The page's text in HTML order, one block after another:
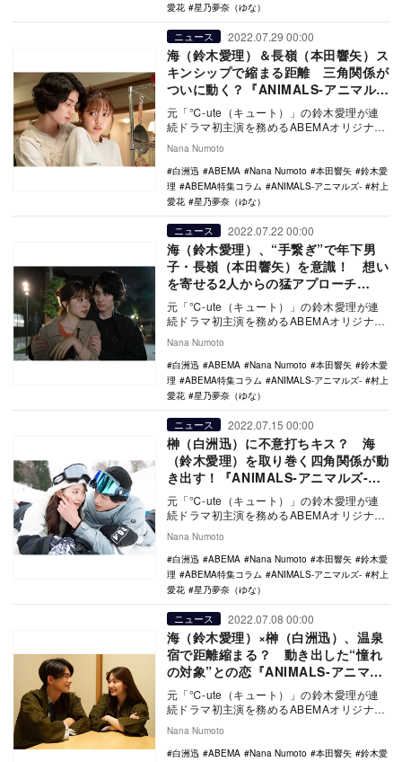
愛花
星乃夢奈（ゆな）
ニュース 2022.07.29 00:00
海（鈴木愛理）＆長嶺（本田響矢）ス
キンシップで縮まる距離 三角関係が
ついに動く？『ANIMALS‐アニマル
ズ‐』6話
元「℃-ute（キュート）」の鈴木愛理が連
続ドラマ初主演を務めるABEMAオリジナル
Nana Numoto
白洲迅
ABEMA Nana Numoto 本田響矢
鈴木愛
理
ABEMA特集コラム ANIMALS‐アニマルズ‐
村上
愛花
星乃夢奈（ゆな）
ニュース 2022.07.22 00:00
海（鈴木愛理）、“手繋ぎ”で年下男
子・長嶺（本田響矢）を意識！ 想い
を寄せる2人からの猛アプローチ
『ANIMALS‐アニマルズ‐』5話
元「℃-ute（キュート）」の鈴木愛理が連
続ドラマ初主演を務めるABEMAオリジナル
Nana Numoto
白洲迅
ABEMA Nana Numoto 本田響矢
鈴木愛
理
ABEMA特集コラム ANIMALS‐アニマルズ‐
村上
愛花
星乃夢奈（ゆな）
ニュース 2022.07.15 00:00
榊（白洲迅）に不意打ちキス？ 海
（鈴木愛理）を取り巻く四角関係が動
き出す！『ANIMALS‐アニマルズ‐』4
話
元「℃-ute（キュート）」の鈴木愛理が連
続ドラマ初主演を務めるABEMAオリジナル
Nana Numoto
白洲迅
ABEMA Nana Numoto 本田響矢
鈴木愛
理
ABEMA特集コラム ANIMALS‐アニマルズ‐
村上
愛花
星乃夢奈（ゆな）
ニュース 2022.07.08 00:00
海（鈴木愛理）×榊（白洲迅）、温泉
宿で距離縮まる？ 動き出した“憧れ
の対象”との恋『ANIMALS‐アニマル
ズ‐』3話
元「℃-ute（キュート）」の鈴木愛理が連
続ドラマ初主演を務めるABEMAオリジナル
Nana Numoto
白洲迅
ABEMA Nana Numoto 本田響矢
鈴木愛